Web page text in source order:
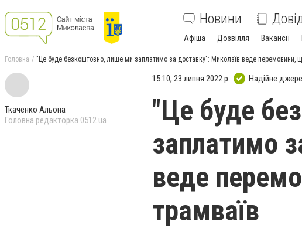
Новини
Афіша Дозвілля Вакансії
Головна "Це буде безкоштовно, лише ми заплатимо за доставку": Миколаїв веде перемовини,
Ткаченко Альона
Головна редакторка 0512.ua
15:10, 23 липня 2022 р. Надійне
"Це буде
заплатимо
веде
трамваїв